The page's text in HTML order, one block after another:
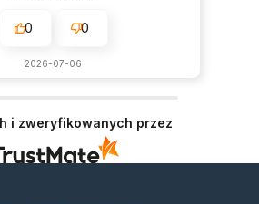
0 0
2026-07-06
i zweryfikowanych przez